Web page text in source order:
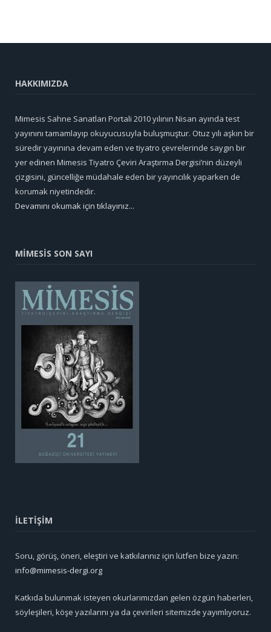
HAKKIMIZDA
Mimesis Sahne Sanatları Portali 2010 yılının Nisan ayında test
yayınını tamamlayıp okuyucusuyla buluşmuştur. Otuz yılı aşkın bir
süredir yayınına devam eden ve tiyatro çevrelerinde saygın bir
yer edinen Mimesis Tiyatro Çeviri Araştırma Dergisi’nin düzeyli
çizgisini, güncelliğe müdahale eden bir yayıncılık yaparken de
korumak niyetindedir.
Devamını okumak için tıklayınız...
MİMESİS SON SAYI
İLETİŞİM
Soru, görüş, öneri, eleştiri ve katkılarınız için lütfen bize yazın:
info@mimesis-dergi.org
Katkıda bulunmak isteyen okurlarımızdan gelen özgün haberleri,
söyleşileri, köşe yazılarını ya da çevirileri sitemizde yayımlıyoruz.